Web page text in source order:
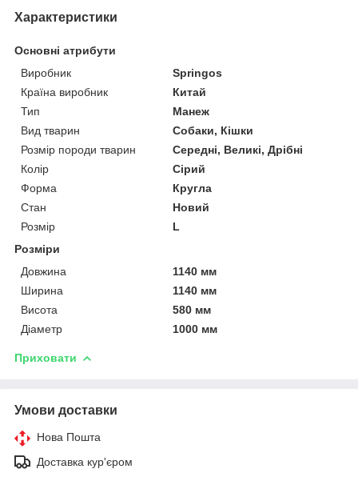
Характеристики
Основні атрибути
Виробник
Springos
Країна виробник
Китай
Тип
Манеж
Вид тварин
Собаки, Кішки
Розмір породи тварин
Середні, Великі, Дрібні
Колір
Сірий
Форма
Кругла
Стан
Новий
Розмір
L
Розміри
Довжина
1140 мм
Ширина
1140 мм
Висота
580 мм
Діаметр
1000 мм
Приховати
Умови доставки
Нова Пошта
Доставка кур'єром